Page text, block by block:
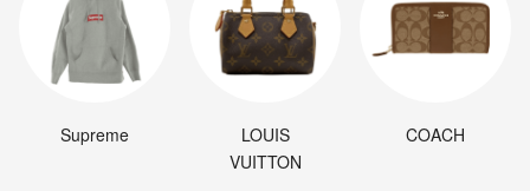
Supreme
LOUIS
VUITTON
COACH